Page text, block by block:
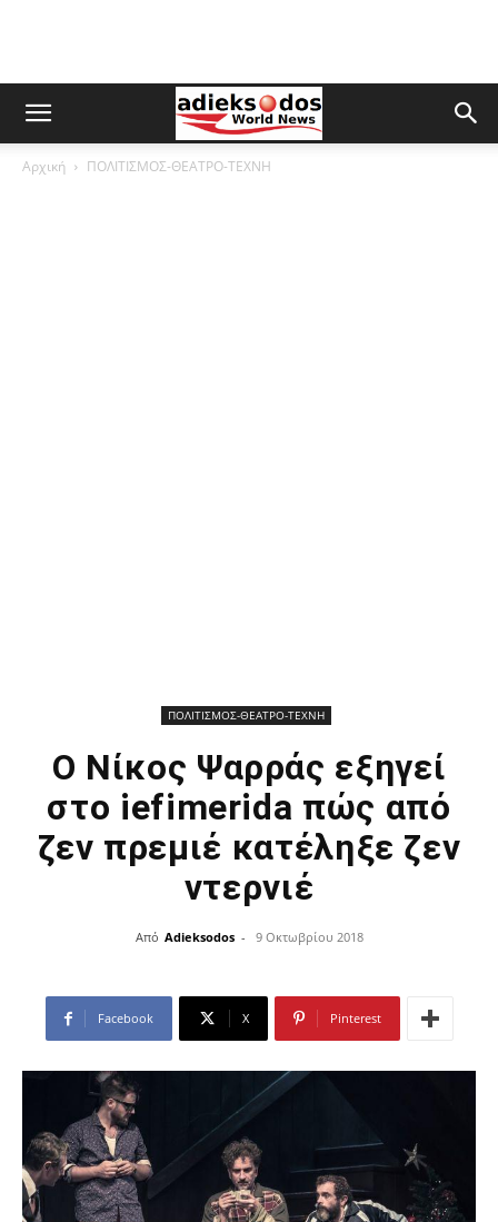
Αρχική ΠΟΛΙΤΙΣΜΟΣ-ΘΕΑΤΡΟ-ΤΕΧΝΗ
ΠΟΛΙΤΙΣΜΟΣ-ΘΕΑΤΡΟ-ΤΕΧΝΗ
Ο Νίκος Ψαρράς εξηγεί
στο iefimerida πώς από
ζεν πρεμιέ κατέληξε ζεν
ντερνιέ
Από Adieksodos - 9 Οκτωβρίου 2018
Facebook X Pinterest